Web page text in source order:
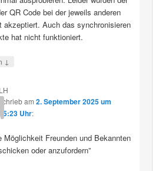
QR Code bei der jeweils anderen
akzeptiert. Auch das synchronisieren
hat nicht funktioniert.
↓
LH
schriebam2. September 2025 um
Uhr:
Möglichkeit Freunden und Bekannten
oder anzufordern”